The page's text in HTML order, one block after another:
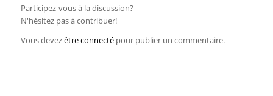
Participez-vous à la discussion?
N'hésitez pas à contribuer!
Vous devezêtre connectépour publier un commentaire.